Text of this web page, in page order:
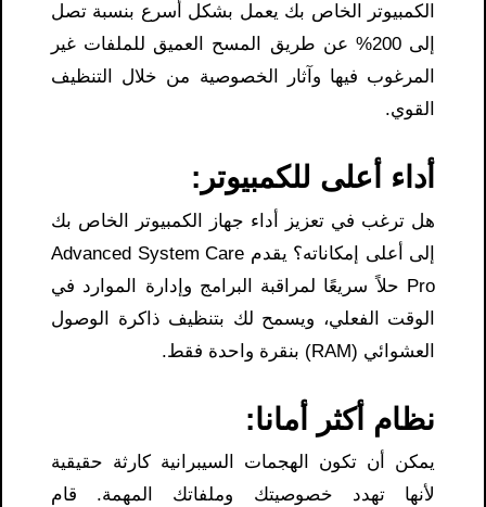
الكمبيوتر الخاص بك يعمل بشكل أسرع بنسبة تصل
إلى 200% عن طريق المسح العميق للملفات غير
المرغوب فيها وآثار الخصوصية من خلال التنظيف
القوي.
أداء أعلى للكمبيوتر:
هل ترغب في تعزيز أداء جهاز الكمبيوتر الخاص بك
إلى أعلى إمكاناته؟ يقدم Advanced System Care
Pro حلاً سريعًا لمراقبة البرامج وإدارة الموارد في
الوقت الفعلي، ويسمح لك بتنظيف ذاكرة الوصول
العشوائي (RAM) بنقرة واحدة فقط.
نظام أكثر أمانا:
يمكن أن تكون الهجمات السيبرانية كارثة حقيقية
لأنها تهدد خصوصيتك وملفاتك المهمة. قام